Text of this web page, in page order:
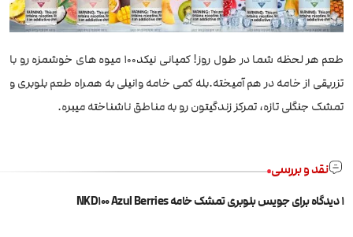
طعم هر لحظه شما در طول روز! کمپانی نیکد100 میوه های خوشمزه رو با
تزریقی از خامه در هم آمیخته.بله کمی خامه وانیلی به همراه طعم بلوبری و
تمشک جنگلی تازه، تمرکز زندگیتون رو به مناطق ناشناخته میبره.
نقد و بررسی
1 دیدگاه برای جویس بلوبری تمشک خامه NKD100 Azul Berries